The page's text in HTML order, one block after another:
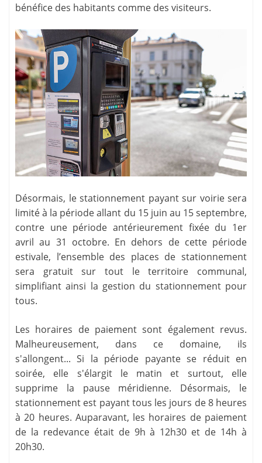
bénéfice des habitants comme des visiteurs.
Désormais, le stationnement payant sur voirie sera
limité à la période allant du 15 juin au 15 septembre,
contre une période antérieurement fixée du 1er
avril au 31 octobre. En dehors de cette période
estivale, l’ensemble des places de stationnement
sera gratuit sur tout le territoire communal,
simplifiant ainsi la gestion du stationnement pour
tous.
Les horaires de paiement sont également revus.
Malheureusement, dans ce domaine, ils
s'allongent... Si la période payante se réduit en
soirée, elle s'élargit le matin et surtout, elle
supprime la pause méridienne. Désormais, le
stationnement est payant tous les jours de 8 heures
à 20 heures. Auparavant, les horaires de paiement
de la redevance était de 9h à 12h30 et de 14h à
20h30.